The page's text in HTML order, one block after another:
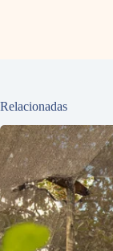
Relacionadas